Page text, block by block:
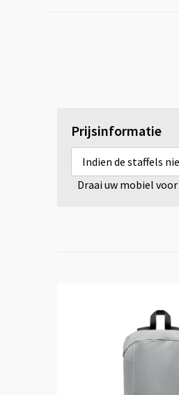
Prijsinformatie
Indien de staffels
Draai uw mobiel